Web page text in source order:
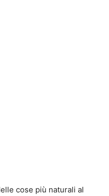
cose più naturali al